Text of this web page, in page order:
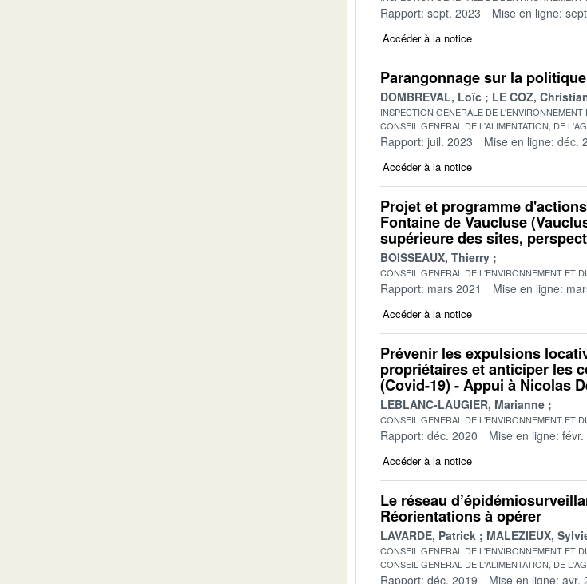
Rapport: sept. 2023 Mise en ligne:
Accéder à la notice
Parangonnage sur la
DOMBREVAL, Loïc LE COZ,
INSPECTION GENERALE DE
CONSEIL GENERAL DE L'ALIMENTATION, DE
Rapport: juil. 2023 Mise en ligne: déc.
Accéder à la notice
Projet et programme
Fontaine de Vaucluse
supérieure des sites,
BOISSEAUX, Thierry
CONSEIL GENERAL DE L'ENVIRONNEMENT ET
Rapport: mars 2021 Mise en ligne:
Accéder à la notice
Prévenir les expulsions
propriétaires et anticiper les
(Covid-19) - Appui à Nicolas
LEBLANC-LAUGIER, Marianne
CONSEIL GENERAL DE L'ENVIRONNEMENT ET
Rapport: déc. 2020 Mise en ligne: févr.
Accéder à la notice
Le réseau
Réorientations à opérer
LAVARDE, Patrick MALEZIEUX,
CONSEIL GENERAL DE L'ENVIRONNEMENT ET
CONSEIL GENERAL DE L'ALIMENTATION, DE
Rapport: déc. 2019 Mise en ligne: avr.